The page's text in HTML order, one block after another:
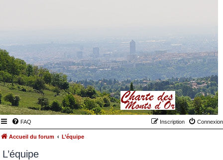
FAQ Connexion
Inscription
Accueil du forum L’équipe
L’équipe